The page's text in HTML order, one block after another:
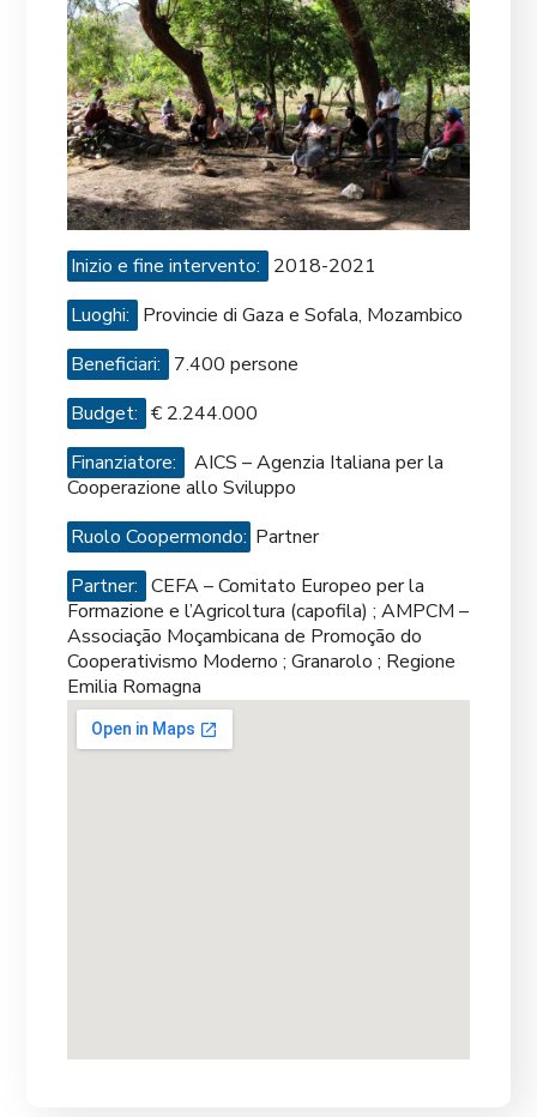
Inizio e fine intervento: 2018-2021
Luoghi: Provincie di Gaza e Sofala, Mozambico
Beneficiari: 7.400 persone
Budget: € 2.244.000
Finanziatore:
AICS – Agenzia Italiana per la
Cooperazione allo Sviluppo
Ruolo Coopermondo: Partner
Partner: CEFA – Comitato Europeo per la
Formazione e l’Agricoltura (capofila) ; AMPCM –
Associação Moçambicana de Promoção do
Cooperativismo Moderno ; Granarolo ; Regione
Emilia Romagna